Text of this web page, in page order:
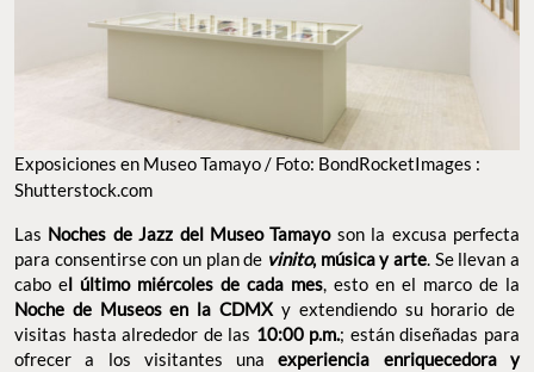
Exposiciones en Museo Tamayo / Foto: BondRocketImages :
Shutterstock.com
Las Noches de Jazz del Museo Tamayo son la excusa perfecta
para consentirse con un plan de vinito, música y arte. Se llevan a
cabo el último miércoles de cada mes, esto en el marco de la
Noche de Museos en la CDMX y extendiendo su horario de
visitas hasta alrededor de las 10:00 p.m.; están diseñadas para
ofrecer a los visitantes unaexperiencia enriquecedora y